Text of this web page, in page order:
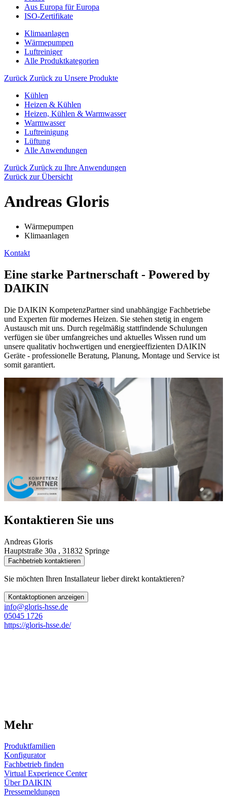
Aus Europa für Europa
ISO-Zertifikate
Klimaanlagen
Wärmepumpen
Luftreiniger
Alle Produktkategorien
Zurück Zurück zu Unsere Produkte
Kühlen
Heizen & Kühlen
Heizen, Kühlen & Warmwasser
Warmwasser
Luftreinigung
Lüftung
Alle Anwendungen
Zurück Zurück zu Ihre Anwendungen
Zurück zur Übersicht
Andreas Gloris
Wärmepumpen
Klimaanlagen
Kontakt
Eine starke Partnerschaft - Powered by
DAIKIN
Die DAIKIN KompetenzPartner sind unabhängige Fachbetriebe
und Experten für modernes Heizen. Sie stehen stetig in engem
Austausch mit uns. Durch regelmäßig stattfindende Schulungen
verfügen sie über umfangreiches und aktuelles Wissen rund um
unsere qualitativ hochwertigen und energieeffizienten DAIKIN
Geräte - professionelle Beratung, Planung, Montage und Service ist
somit garantiert.
Kontaktieren Sie uns
Andreas Gloris
Hauptstraße 30a , 31832 Springe
Fachbetrieb kontaktieren
Sie möchten Ihren Installateur lieber direkt kontaktieren?
Kontaktoptionen anzeigen
info@gloris-hsse.de
05045 1726
https://gloris-hsse.de/
Mehr
Produktfamilien
Konfigurator
Fachbetrieb finden
Virtual Experience Center
Über DAIKIN
Pressemeldungen